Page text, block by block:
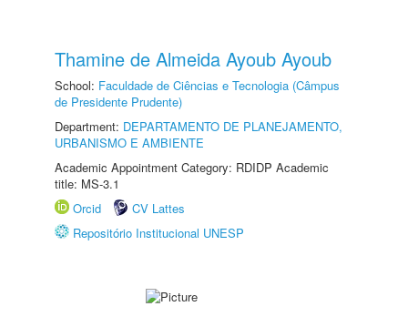
Thamine de Almeida Ayoub Ayoub
School: Faculdade de Ciências e Tecnologia (Câmpus
de Presidente Prudente)
Department: DEPARTAMENTO DE PLANEJAMENTO,
URBANISMO E AMBIENTE
Academic Appointment Category: RDIDP Academic
title: MS-3.1
Orcid
CV Lattes
Repositório Institucional UNESP